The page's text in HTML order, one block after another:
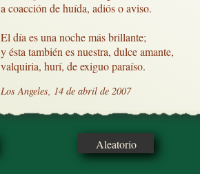
a coacción de huída, adiós o aviso.
El día es una noche más brillante;
y ésta también es nuestra, dulce amante,
valquiria, hurí, de exiguo paraíso.
Los Angeles, 14 de abril de 2007
Aleatorio